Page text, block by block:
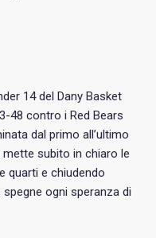
14 del Dany Basket
48 contro i Red Bears
dal primo all’ultimo
subito in chiaro le
quarti e chiudendo
ogni speranza di